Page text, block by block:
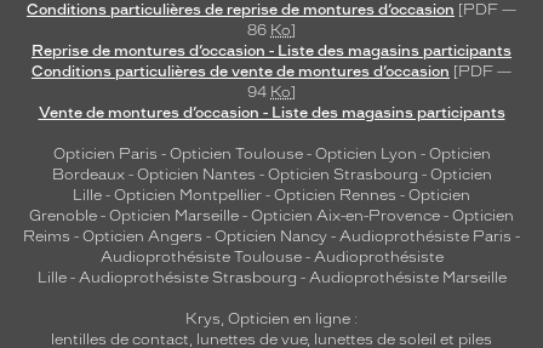
Conditions particulières de reprise de montures d’occasion [PDF —
86 Ko]
Reprise de montures d’occasion - Liste des magasins participants
Conditions particulières de vente de montures d’occasion [PDF —
94 Ko]
Vente de montures d’occasion - Liste des magasins participants
Opticien Paris - Opticien Toulouse- Opticien Lyon - Opticien
Bordeaux- Opticien Nantes - Opticien Strasbourg - Opticien
Lille - Opticien Montpellier - Opticien Rennes - Opticien
Grenoble - Opticien Marseille - Opticien Aix-en-Provence - Opticien
Reims - Opticien Angers - Opticien Nancy - Audioprothésiste Paris -
Audioprothésiste Toulouse- Audioprothésiste
Lille- Audioprothésiste Strasbourg - Audioprothésiste Marseille
Krys, Opticien en ligne :
lentilles de contact, lunettes de vue, lunettes de soleil et piles